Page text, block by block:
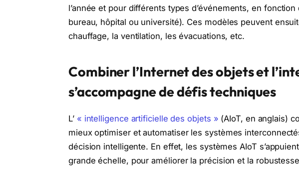
l’année et pour différents types d’événements, en
bureau, hôpital ou université). Ces modèles peuvent
chauffage, la ventilation, les évacuations, etc.
Combiner l’Internet des objets et
s’accompagne de défis techniques
L’ « intelligence artificielle des objets » (AIoT, en anglais)
mieux optimiser et automatiser les systèmes
décision intelligente. En effet, les systèmes AIoT
grande échelle, pour améliorer la précision et la